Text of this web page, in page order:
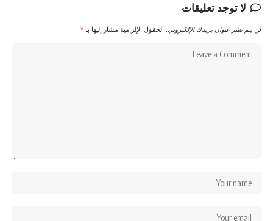
لا توجد تعليقات
لن يتم نشر عنوان بريدك الإلكتروني. الحقول الإلزامية مشار إليها بـ *